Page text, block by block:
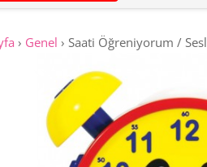
› Genel › Saati Öğreniyorum /